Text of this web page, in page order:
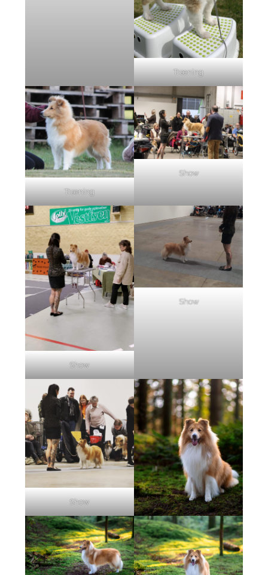
Træning
Træning
Show
Show
Show
Show